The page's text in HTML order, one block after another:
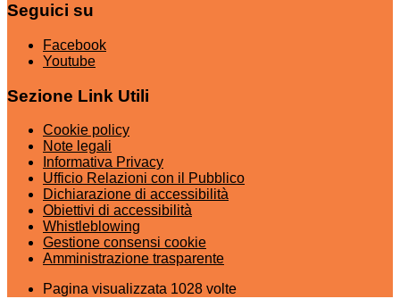
Seguici su
Facebook
Youtube
Sezione Link Utili
Cookie policy
Note legali
Informativa Privacy
Ufficio Relazioni con il Pubblico
Dichiarazione di accessibilità
Obiettivi di accessibilità
Whistleblowing
Gestione consensi cookie
Amministrazione trasparente
Pagina visualizzata 1028 volte